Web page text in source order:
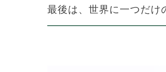
最後は、世界に一つだけ